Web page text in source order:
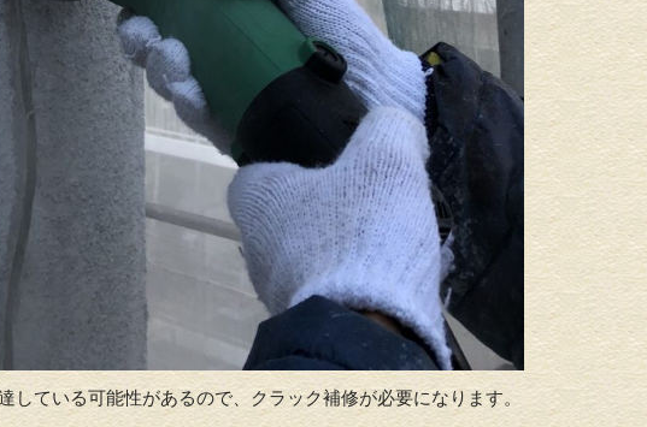
ている可能性があるので、クラック補修が必要になります。